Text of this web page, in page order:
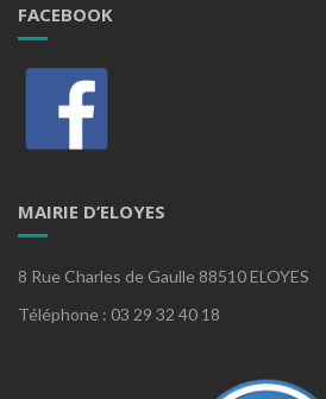
FACEBOOK
MAIRIE D’ELOYES
8 Rue Charles de Gaulle 88510 ELOYES
Téléphone : 03 29 32 40 18